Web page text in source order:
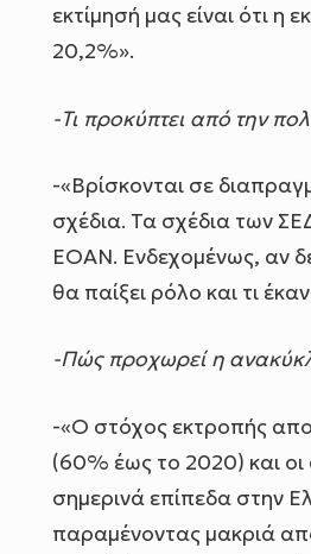
εκτίμησή μας είναι ότι
20,2%».
-Τι προκύπτει από την
-«Βρίσκονται σε
σχέδια. Τα σχέδια των
ΕΟΑΝ. Ενδεχομένως, αν
θα παίξει ρόλο και τι
-Πώς προχωρεί η
-«Ο στόχος εκτροπής
(60% έως το 2020) και οι
σημερινά επίπεδα στην
παραμένοντας μακριά